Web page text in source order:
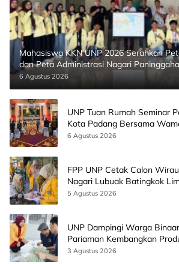
Mahasiswa KKN UNP 2026 Serahkan
dan Peta Administrasi Nagari
6 Agustus 2026
UNP Tuan Rumah Seminar
Kota Padang Bersama
CEO EMGS Malaysia
6 Agustus 2026
FPP UNP Cetak Calon
Nagari Lubuak Batingkok
5 Agustus 2026
UNP Dampingi Warga
Pariaman Kembangkan
AI
3 Agustus 2026